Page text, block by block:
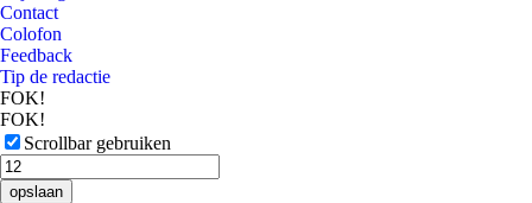
Contact
Colofon
Feedback
Tip de redactie
FOK!
FOK!
Scrollbar gebruiken
opslaan